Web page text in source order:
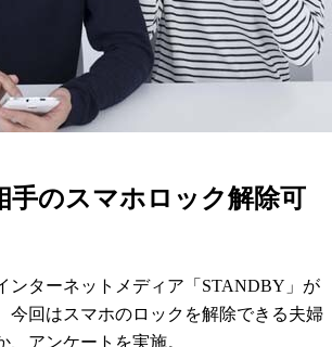
手のスマホロック解除可
ンターネットメディア「STANDBY」が
今回はスマホのロックを解除できる夫婦
、アンケートを実施。